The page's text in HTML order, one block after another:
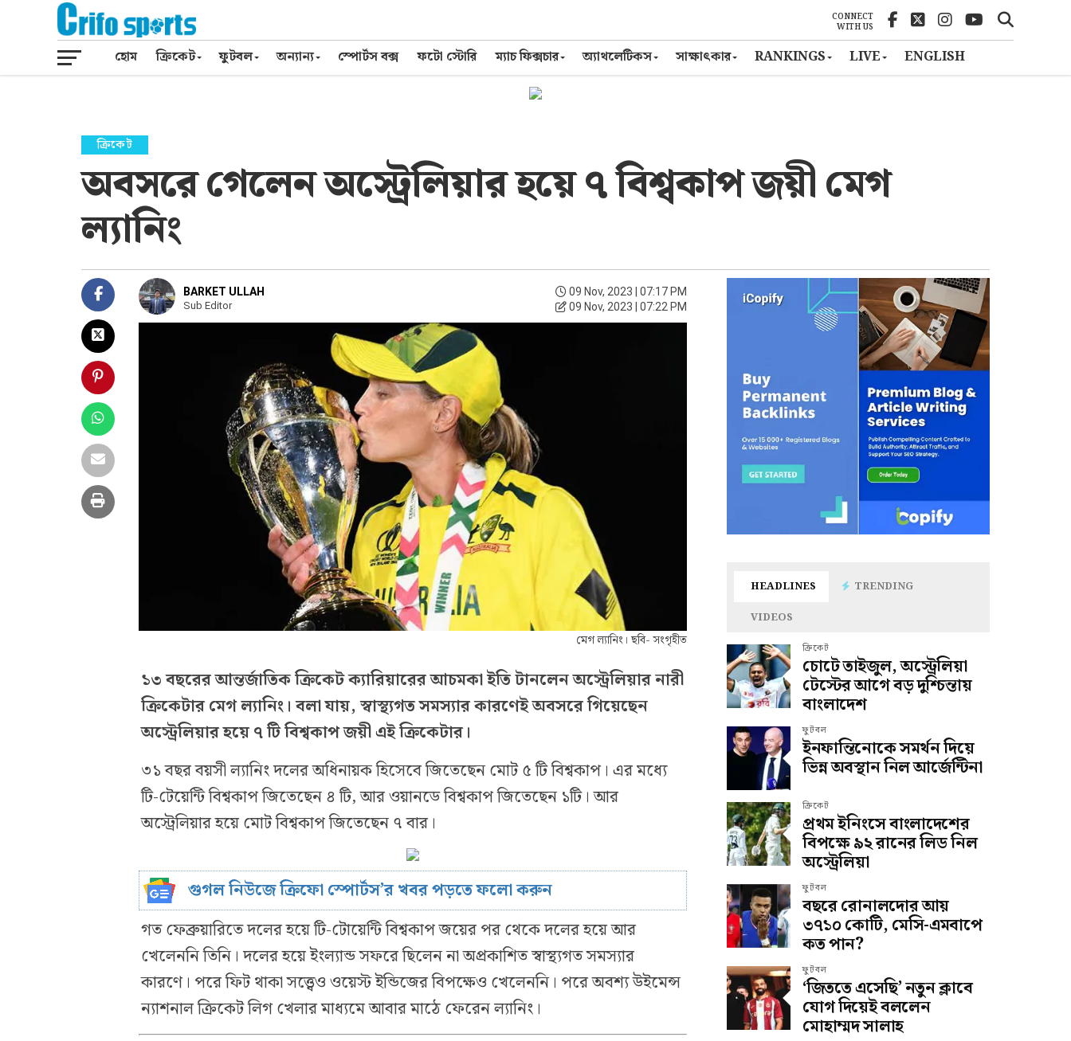
CONNECT
WITH US
হোম ক্রিকেট ফুটবল অন্যান্য স্পোর্টস বক্স ফটো স্টোরি ম্যাচ ফিক্সচার অ্যাথলেটিকস সাক্ষাৎকার RANKINGS LIVE ENGLISH
ক্রিকেট
অবসরে গেলেন অস্ট্রেলিয়ার হয়ে ৭ বিশ্বকাপ জয়ী মেগ
ল্যানিং
BARKET ULLAH
Sub Editor
09 Nov, 2023 | 07:17 PM
09 Nov, 2023 | 07:22 PM
মেগ ল্যানিং। ছবি- সংগৃহীত
১৩ বছরের আন্তর্জাতিক ক্রিকেট ক্যারিয়ারের আচমকা ইতি টানলেন অস্ট্রেলিয়ার নারী
ক্রিকেটার মেগ ল্যানিং। বলা যায়, স্বাস্থ্যগত সমস্যার কারণেই অবসরে গিয়েছেন
অস্ট্রেলিয়ার হয়ে ৭ টি বিশ্বকাপ জয়ী এই ক্রিকেটার।
৩১ বছর বয়সী ল্যানিং দলের অধিনায়ক হিসেবে জিতেছেন মোট ৫ টি বিশ্বকাপ। এর মধ্যে
টি-টেয়েন্টি বিশ্বকাপ জিতেছেন ৪ টি, আর ওয়ানডে বিশ্বকাপ জিতেছেন ১টি। আর
অস্ট্রেলিয়ার হয়ে মোট বিশ্বকাপ জিতেছেন ৭ বার।
গুগল নিউজে ক্রিফো স্পোর্টস’র খবর পড়তে ফলো করুন
গত ফেব্রুয়ারিতে দলের হয়ে টি-টোয়েন্টি বিশ্বকাপ জয়ের পর থেকে দলের হয়ে আর
খেলেননি তিনি। দলের হয়ে ইংল্যান্ড সফরে ছিলেন না অপ্রকাশিত স্বাস্থ্যগত সমস্যার
কারণে। পরে ফিট থাকা সত্ত্বেও ওয়েস্ট ইন্ডিজের বিপক্ষেও খেলেননি। পরে অবশ্য উইমেন্স
ন্যাশনাল ক্রিকেট লিগ খেলার মাধ্যমে আবার মাঠে ফেরেন ল্যানিং।
HEADLINES
TRENDING
VIDEOS
ক্রিকেট
চোটে তাইজুল, অস্ট্রেলিয়া
টেস্টের আগে বড় দুশ্চিন্তায়
বাংলাদেশ
ফুটবল
ইনফান্তিনোকে সমর্থন দিয়ে
ভিন্ন অবস্থান নিল আর্জেন্টিনা
ক্রিকেট
প্রথম ইনিংসে বাংলাদেশের
বিপক্ষে ৯২ রানের লিড নিল
অস্ট্রেলিয়া
ফুটবল
বছরে রোনালদোর আয়
৩৭১০ কোটি, মেসি-এমবাপে
কত পান?
ফুটবল
‘জিততে এসেছি’ নতুন ক্লাবে
যোগ দিয়েই বললেন
মোহাম্মদ সালাহ